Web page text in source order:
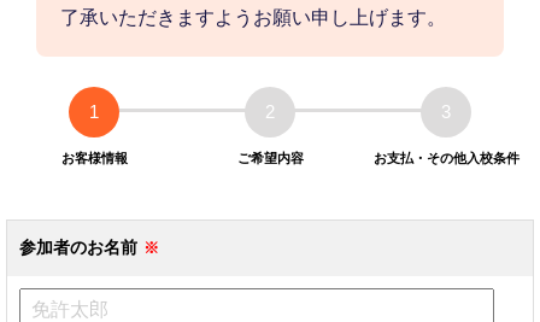
了承いただきますようお願い申し上げます。
1
お客様情報
2
ご希望内容
3
お支払・その他入校条件
参加者のお名前